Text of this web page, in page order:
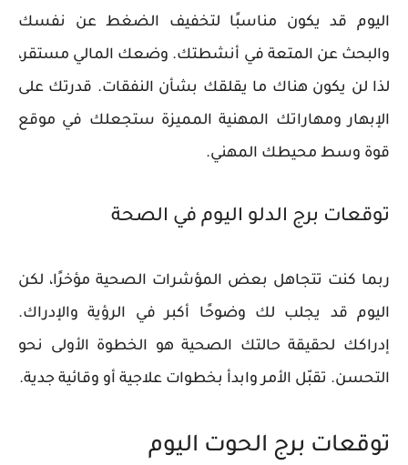
اليوم قد يكون مناسبًا لتخفيف الضغط عن نفسك
والبحث عن المتعة في أنشطتك. وضعك المالي مستقر،
لذا لن يكون هناك ما يقلقك بشأن النفقات. قدرتك على
الإبهار ومهاراتك المهنية المميزة ستجعلك في موقع
قوة وسط محيطك المهني.
توقعات برج الدلو اليوم في الصحة
ربما كنت تتجاهل بعض المؤشرات الصحية مؤخرًا، لكن
اليوم قد يجلب لك وضوحًا أكبر في الرؤية والإدراك.
إدراكك لحقيقة حالتك الصحية هو الخطوة الأولى نحو
التحسن. تقبّل الأمر وابدأ بخطوات علاجية أو وقائية جدية.
توقعات برج الحوت اليوم